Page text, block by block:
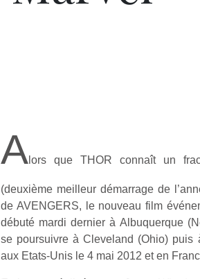
A lors que THOR connaît un
(deuxième meilleur démarrage de
de AVENGERS, le nouveau film
débuté mardi dernier à Albuquerque
se poursuivre à Cleveland (Ohio) puis
aux Etats-Unis le 4 mai 2012 et en